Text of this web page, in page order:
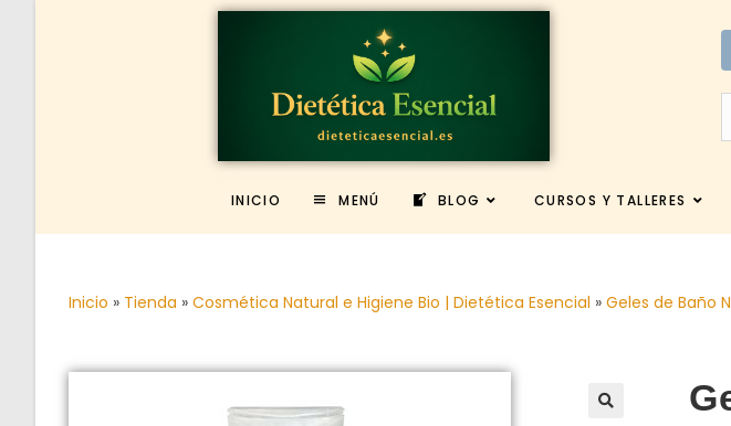
INICIO MENÚ BLOG CURSOS Y TALLERES
Inicio » Tienda » Cosmética Natural e Higiene Bio | Dietética Esencial » Geles de Baño